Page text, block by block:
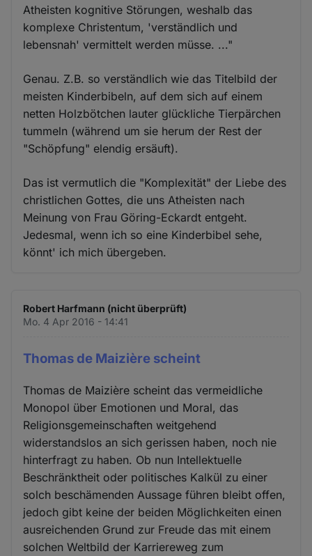
Atheisten kognitive Störungen, weshalb das
komplexe Christentum, 'verständlich und
lebensnah' vermittelt werden müsse. ..."
Genau. Z.B. so verständlich wie das Titelbild der
meisten Kinderbibeln, auf dem sich auf einem
netten Holzbötchen lauter glückliche Tierpärchen
tummeln (während um sie herum der Rest der
"Schöpfung" elendig ersäuft).
Das ist vermutlich die "Komplexität" der Liebe des
christlichen Gottes, die uns Atheisten nach
Meinung von Frau Göring-Eckardt entgeht.
Jedesmal, wenn ich so eine Kinderbibel sehe,
könnt' ich mich übergeben.
Robert Harfmann (nicht überprüft)
Mo. 4 Apr 2016 - 14:41
Thomas de Maizière scheint
Thomas de Maizière scheint das vermeidliche
Monopol über Emotionen und Moral, das
Religionsgemeinschaften weitgehend
widerstandslos an sich gerissen haben, noch nie
hinterfragt zu haben. Ob nun Intellektuelle
Beschränktheit oder politisches Kalkül zu einer
solch beschämenden Aussage führen bleibt offen,
jedoch gibt keine der beiden Möglichkeiten einen
ausreichenden Grund zur Freude das mit einem
solchen Weltbild der Karriereweg zum